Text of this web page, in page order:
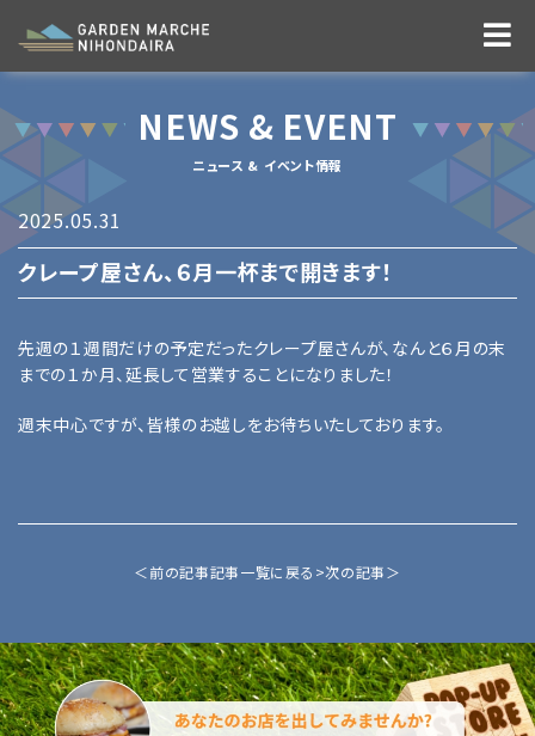
NEWS & EVENT
ニュース & イベント情報
2025.05.31
クレープ屋さん、６月一杯まで開きます！
先週の１週間だけの予定だったクレープ屋さんが、なんと６月の末
までの１か月、延長して営業することになりました！
週末中心ですが、皆様のお越しをお待ちいたしております。
＜前の記事記事一覧に戻る>次の記事＞